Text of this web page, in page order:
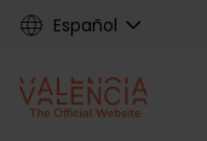
Skip
content
Español